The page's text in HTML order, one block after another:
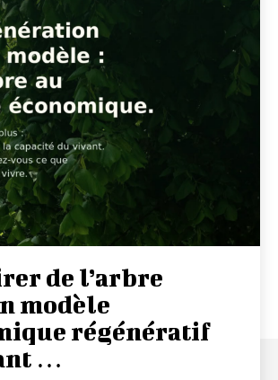
de l’arbre
modèle
régénératif
…